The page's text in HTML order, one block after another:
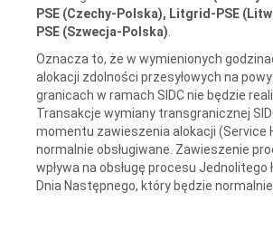
PSE (Czechy-Polska), Litgrid-PSE
PSE (Szwecja-Polska)
Oznacza to, że w wymienionych
alokacji zdolności przesyłowych na
granicach w ramach SIDC nie będzie
Transakcje wymiany transgranicznej
momentu zawieszenia alokacji (Service
normalnie obsługiwane. Zawieszenie
wpływa na obsługę procesu Jednolitego
Dnia Następnego, który będzie